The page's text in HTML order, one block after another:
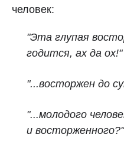
человек:
"Эта глупая
годится, ах да ох!"
"...восторжен до
"...молодого
и восторженного?"